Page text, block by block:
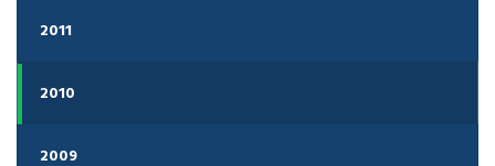
2011
2010
2009